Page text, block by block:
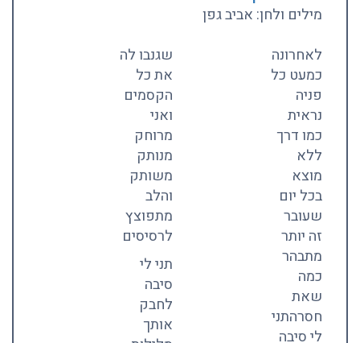
מילים ולחן: אביב גפן
לאחרונה
כמעט כל
פניה
נראית
כמו דרך
ללא
מוצא
בכל יום
שעובר
זה יותר
מתבהר
כמה
שאת
חסרהתני
לי סיבה
שגנבו לה
את כל
הקסמים
ואני
מרוחק
מנותק
משותק
והלב
מתפוצץ
לרסיסים
תני לי
סיבה
לחבק
אותך